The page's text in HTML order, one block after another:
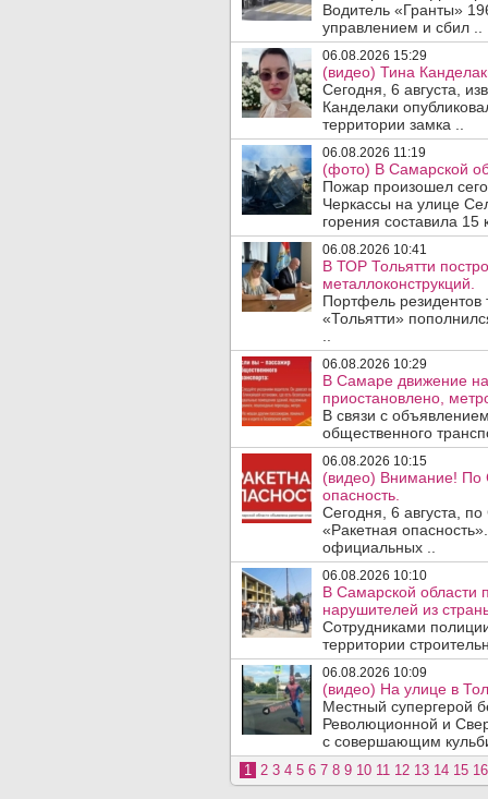
Водитель «Гранты»
управлением и сбил ..
06.08.2026 15:29
(видео) Тина
Сегодня, 6 августа,
Канделаки
территории замка ..
06.08.2026 11:19
(фото) В Самарской
Пожар произошел
Черкассы на улице
горения составила 15
06.08.2026 10:41
В ТОР Тольятти
металлоконструкций.
Портфель
«Тольятти»
06.08.2026 10:29
В Самаре движение
приостановлено,
В связи с
общественного
06.08.2026 10:15
(видео) Внимание! По
опасность.
Сегодня, 6 августа,
«Ракетная
официальных ..
06.08.2026 10:10
В Самарской области
нарушителей из
Сотрудниками
территории
06.08.2026 10:09
(видео) На улице в
Местный супергерой
Революционной и
с совершающим
1 2 3 4 5 6 7 8 9 10 11 12 13 14 15 16